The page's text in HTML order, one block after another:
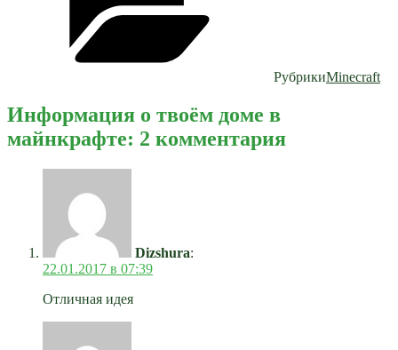
РубрикиMinecraft
Информация о твоём доме в
майнкрафте: 2 комментария
Dizshura:
22.01.2017 в 07:39
Отличная идея